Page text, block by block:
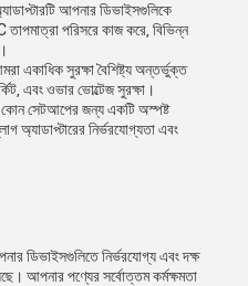
আপনার ডিভাইসগুলিকে
পরিসরে কাজ করে, বিভিন্ন
একাধিক সুরক্ষা বৈশিষ্ট্য অন্তর্ভুক্ত
এবং ওভার ভোল্টেজ সুরক্ষা।
সেটআপের জন্য একটি অস্পষ্ট
অ্যাডাপ্টারের নির্ভরযোগ্যতা এবং
ডিভাইসগুলিতে নির্ভরযোগ্য এবং দক্ষ
আপনার পণ্যের সর্বোত্তম কর্মক্ষমতা